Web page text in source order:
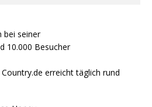
erreicht täglich rund